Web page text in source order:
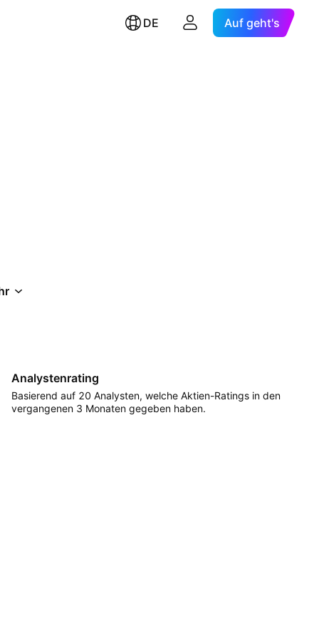
DE Auf geht's
Analystenrating
Basierend auf 20 Analysten, welche Aktien-Ratings in den
vergangenen 3 Monaten gegeben haben.